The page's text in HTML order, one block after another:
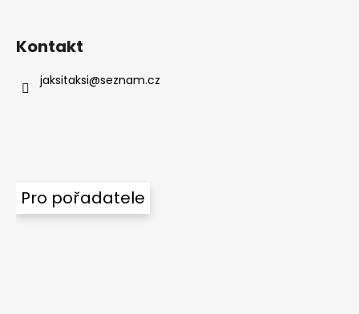
Kontakt
jaksitaksi@seznam.cz
Pro pořadatele